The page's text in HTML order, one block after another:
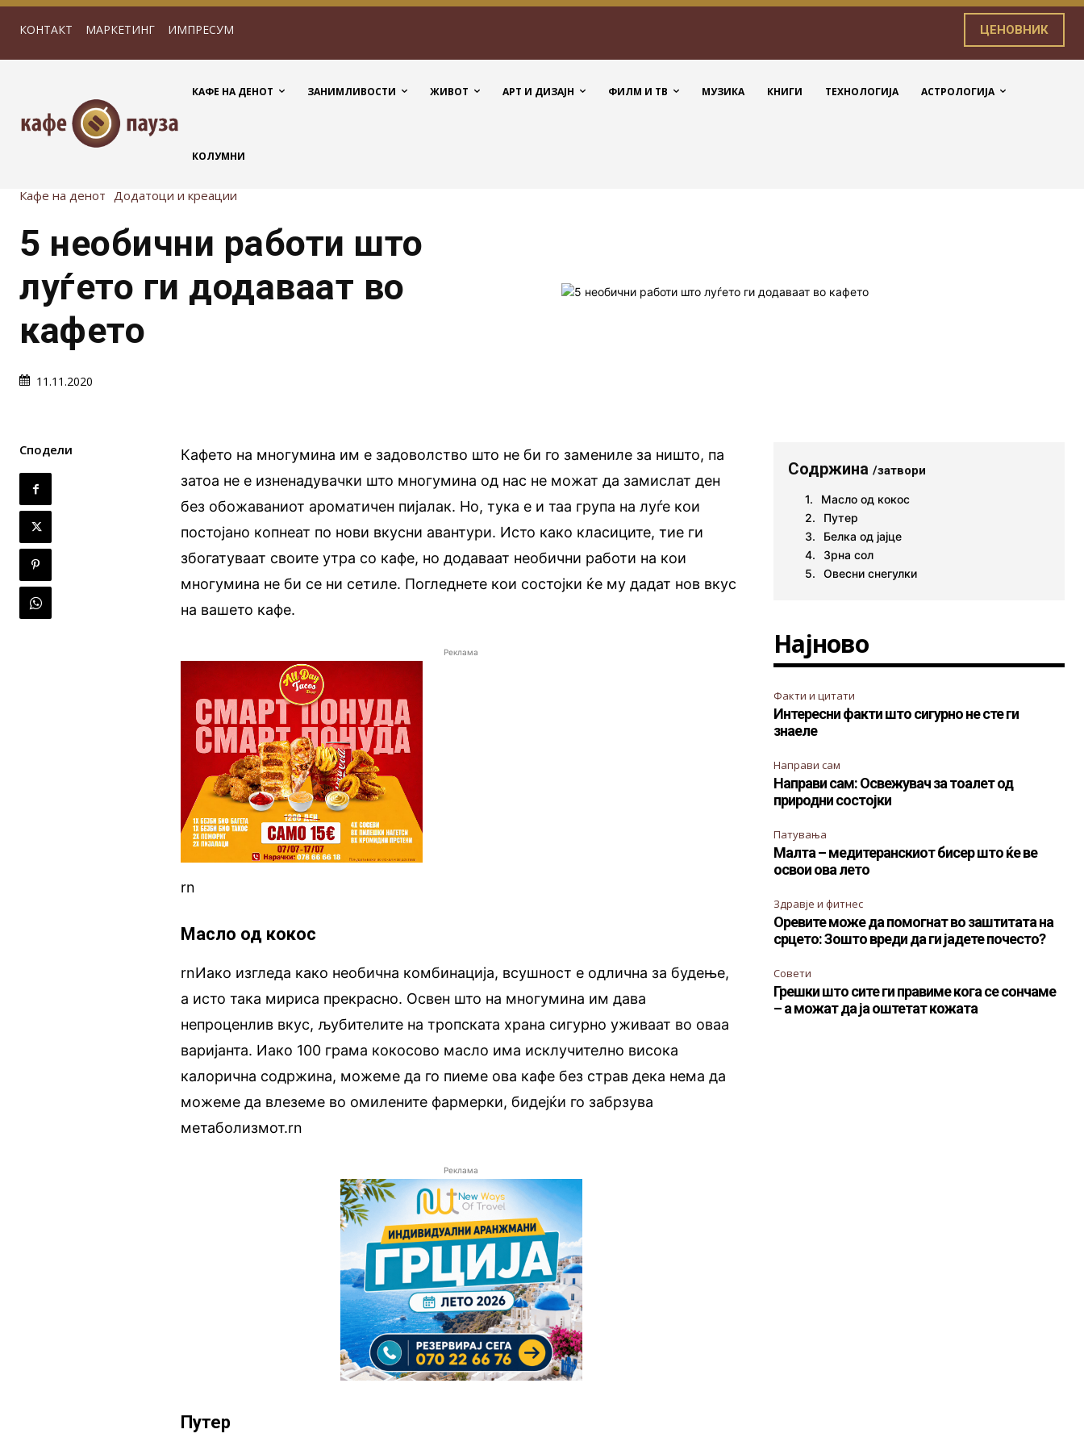
КОНТАКТ МАРКЕТИНГ ИМПРЕСУМ ЦЕНОВНИК
КАФЕ НА ДЕНОТ ЗАНИМЛИВОСТИ ЖИВОТ АРТ И ДИЗАЈН ФИЛМ И ТВ МУЗИКА КНИГИ ТЕХНОЛОГИЈА АСТРОЛОГИЈА
КОЛУМНИ
Кафе на денот Додатоци и креации
5 необични работи што
луѓето ги додаваат во
кафето
11.11.2020
Сподели
Кафето на многумина им е задоволство што не би го замениле за ништо, па
затоа не е изненадувачки што многумина од нас не можат да замислат ден
без обожаваниот ароматичен пијалак. Но, тука е и таа група на луѓе кои
постојано копнеат по нови вкусни авантури. Исто како класиците, тие ги
збогатуваат своите утра со кафе, но додаваат необични работи на кои
многумина не би се ни сетиле. Погледнете кои состојки ќе му дадат нов вкус
на вашето кафе.
Реклама
rn
Масло од кокос
rnИако изгледа како необична комбинација, всушност е одлична за будење,
а исто така мириса прекрасно. Освен што на многумина им дава
непроценлив вкус, љубителите на тропската храна сигурно уживаат во оваа
варијанта. Иако 100 грама кокосово масло има исклучително висока
калорична содржина, можеме да го пиеме ова кафе без страв дека нема да
можеме да влеземе во омилените фармерки, бидејќи го забрзува
метаболизмот.rn
Реклама
Путер
Содржина/затвори
Масло од кокос
Путер
Белка од јајце
Зрна сол
Овесни снегулки
Најново
Факти и цитати
Интересни факти што сигурно не сте ги
знаеле
Направи сам
Направи сам: Освежувач за тоалет од
природни состојки
Патувања
Малта – медитеранскиот бисер што ќе ве
освои ова лето
Здравје и фитнес
Оревите може да помогнат во заштитата на
срцето: Зошто вреди да ги јадете почесто?
Совети
Грешки што сите ги правиме кога се сончаме
– а можат да ја оштетат кожата